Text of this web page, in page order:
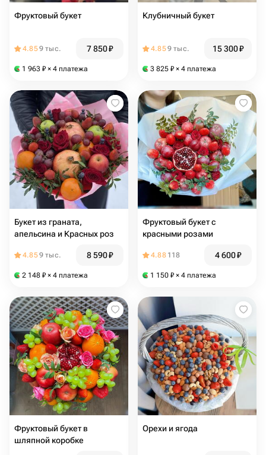
Фруктовый букет
4.859 тыс. 7 850₽
1 963 ₽ × 4 платежа
Клубничный букет
4.859 тыс. 15 300₽
3 825 ₽ × 4 платежа
Букет из граната,
апельсина и Красных роз
4.859 тыс. 8 590₽
2 148 ₽ × 4 платежа
Фруктовый букет с
красными розами
4.88 118 4 600₽
1 150 ₽ × 4 платежа
Фруктовый букет в
шляпной коробке
Орехи и ягода